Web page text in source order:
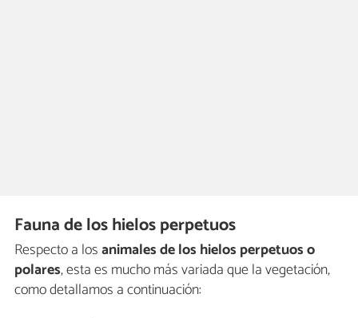
Fauna de los hielos perpetuos
Respecto a losanimales de los hielos perpetuos o
polares, esta es mucho más variada que la vegetación,
como detallamos a continuación: